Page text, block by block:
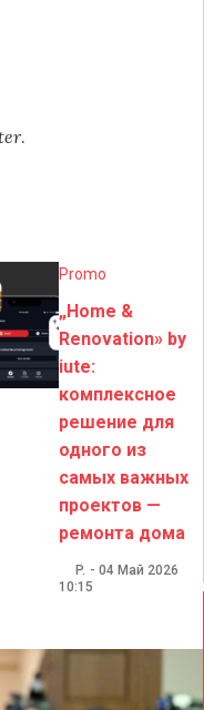
.
Promo
„Home &
Renovation» by
iute:
комплексное
решение для
одного из
самых важных
проектов —
ремонта дома
P. - 04 Май 2026
10:15